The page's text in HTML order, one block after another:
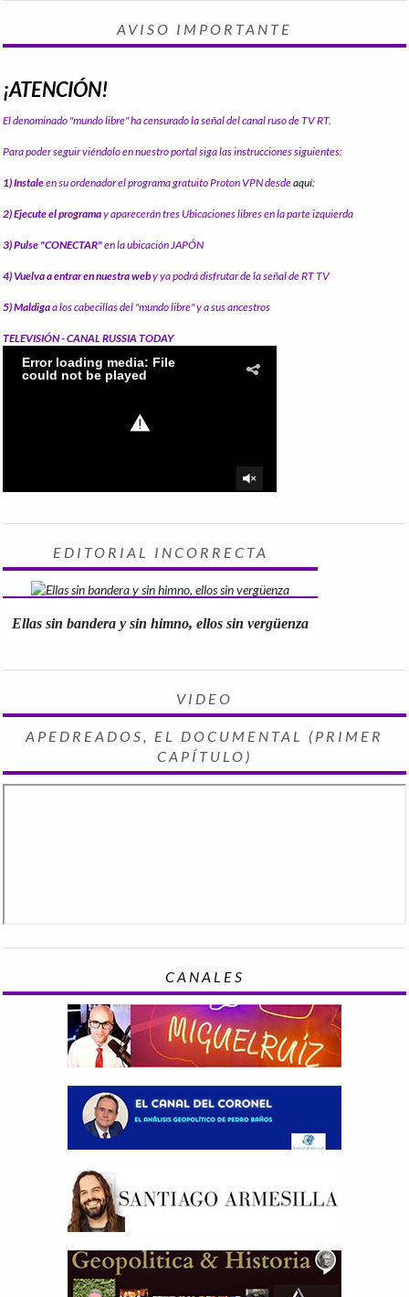
AVISO IMPORTANTE
¡ATENCIÓN!
El denominado "mundo libre" ha censurado la señal del canal ruso de TV RT.
Para poder seguir viéndolo en nuestro portal siga las instrucciones siguientes:
1) Instaleen su ordenador el programa gratuito Proton VPN desdeaquí:
2) Ejecute el programay aparecerán tres Ubicaciones libres en la parte izquierda
3) Pulse "CONECTAR"en la ubicación JAPÓN
4) Vuelva a entrar en nuestra weby ya podrá disfrutar de la señal de RT TV
5) Maldigaa los cabecillas del "mundo libre" y a sus ancestros
TELEVISIÓN - CANAL RUSSIA TODAY
EDITORIAL INCORRECTA
Ellas sin bandera y sin himno, ellos sin vergüenza
VIDEO
APEDREADOS, EL DOCUMENTAL (PRIMER
CAPÍTULO)
CANALES